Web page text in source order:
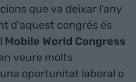
que va deixar l'any
d'aquest congrés és
Mobile World Congress
veure molts
oportunitat laboral o